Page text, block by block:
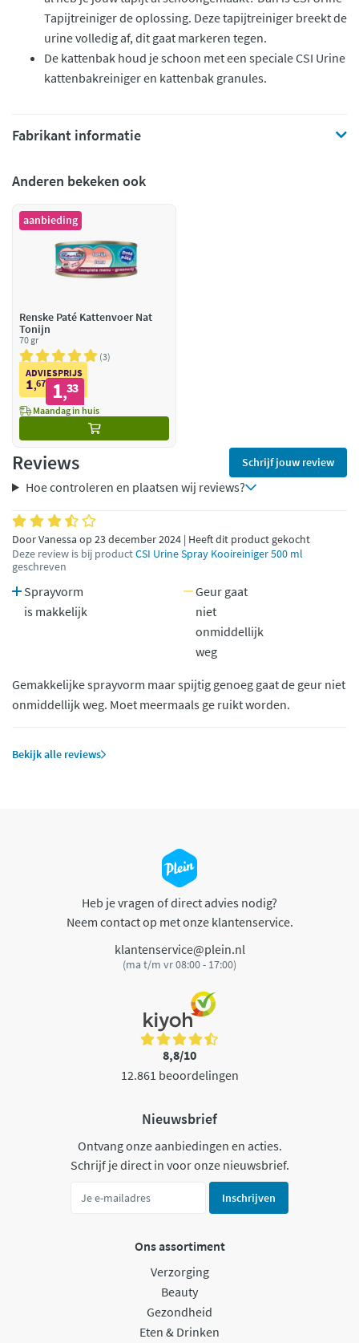
Tapijtreiniger de oplossing. Deze tapijtreiniger breekt de
urine volledig af, dit gaat markeren tegen.
De kattenbak houd je schoon met een speciale CSI Urine
kattenbakreiniger en kattenbak granules.
Fabrikant informatie
Anderen bekeken ook
aanbieding
Renske Paté Kattenvoer Nat
Tonijn
70 gr
3
ADVIESPRIJS
1,67 1,33
Maandag in huis
Reviews Schrijf jouw review
Hoe controleren en plaatsen wij reviews?
Door Vanessa op 23 december 2024 | Heeft dit product gekocht
Deze review is bij productCSI Urine Spray Kooireiniger 500 ml
geschreven
Sprayvorm
is makkelijk
Geur gaat
niet
onmiddellijk
weg
Gemakkelijke sprayvorm maar spijtig genoeg gaat de geur niet
onmiddellijk weg. Moet meermaals ge ruikt worden.
Bekijk alle reviews
Heb je vragen of direct advies nodig?
Neem contact op met onze klantenservice.
klantenservice@plein.nl
(ma t/m vr 08:00 - 17:00)
8,8/10
12.861 beoordelingen
Nieuwsbrief
Ontvang onze aanbiedingen en acties.
Schrijf je direct in voor onze nieuwsbrief.
Inschrijven
Ons assortiment
Verzorging
Beauty
Gezondheid
Eten & Drinken